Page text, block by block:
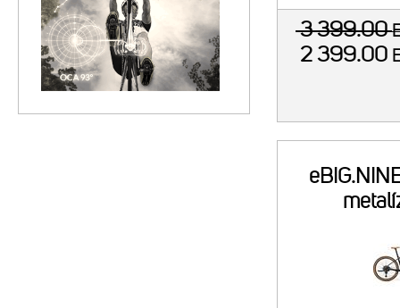
3 399.00
2 399.00